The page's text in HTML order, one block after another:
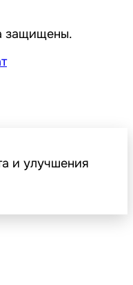
защищены.
и улучшения